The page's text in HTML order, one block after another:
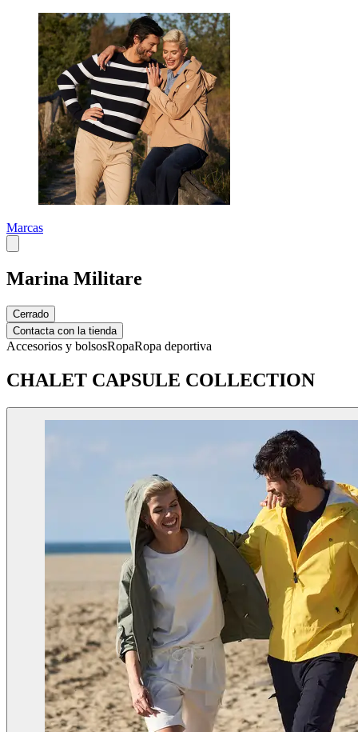
Marcas
Marina Militare
Cerrado
Contacta con la tienda
Accesorios y bolsosRopaRopa deportiva
CHALET CAPSULE COLLECTION